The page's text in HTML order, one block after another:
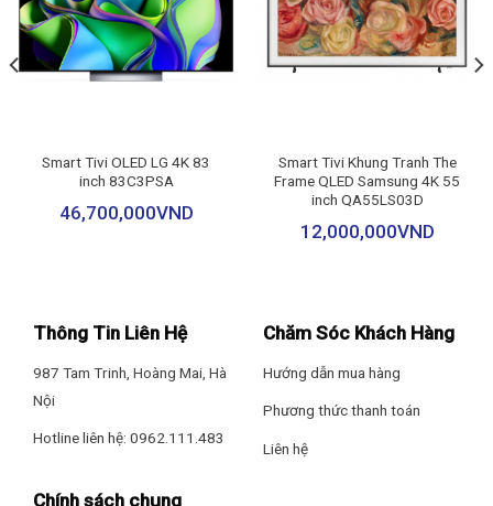
Tiện ích
Điều khiển tivi bằng điện thoại: Mi Remote controller
tiếng Việt Google Assistant có tiếng Việt
Chiếu hình từ điện thoại lên TV: Chromecast AirPlay 2
– Prime Video
vẫn toát lên sự sang trọng. Màn hình tràn viền kết hợp khung
kim loại được hoàn thiện tỉ mỉ giúp tổng thể thiết bị trở nên
thanh lịch và dễ dàng hòa hợp với nhiều không gian nội thất
Smart Tivi OLED LG 4K 83
inch 83C3PSA
46,700,000VND
Smart Tivi Khung Tranh The
Frame QLED Samsung 4K 55
inch QA55LS03D
12,000,000VND
Thông Tin Liên Hệ
987 Tam Trinh, Hoàng Mai, Hà
Nội
Hotline liên hệ: 0962.111.483
Chăm Sóc Khách Hàng
Hướng dẫn mua hàng
Phương thức thanh toán
Liên hệ
Chính sách chung